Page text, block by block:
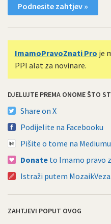
Podnesite zahtjev »
ImamoPravoZnati Pro je
PPI alat za novinare.
DJELUJTE PREMA ONOME ŠTO
Share on X
Podijelite na Facebooku
Pišite o tome na Mediumu
Donate to Imamo pravo
Istraži putem
ZAHTJEVI POPUT OVOG